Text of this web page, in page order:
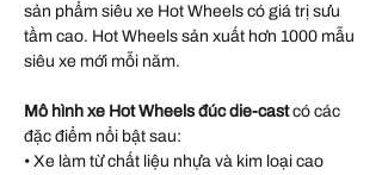
sản phẩm siêu xe Hot Wheels có giá trị sưu
tầm cao. Hot Wheels sản xuất hơn 1000 mẫu
siêu xe mới mỗi năm.
Mô hình xe Hot Wheels đúc die-castcó các
đặc điểm nổi bật sau:
• Xe làm từ chất liệu nhựa và kim loại cao